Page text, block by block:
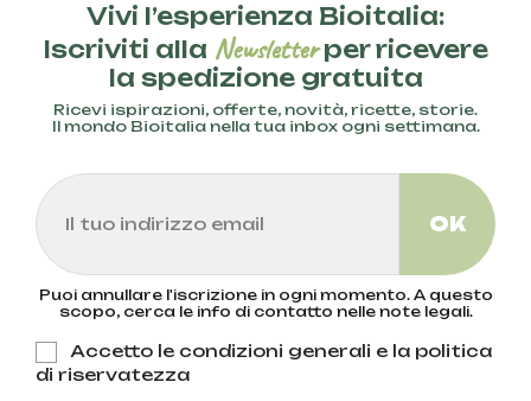
Vivi l’esperienza Bioitalia:
Iscriviti alla Newsletterper ricevere
la spedizione gratuita
Ricevi ispirazioni, offerte, novità, ricette, storie.
Il mondo Bioitalia nella tua inbox ogni settimana.
Puoi annullare l'iscrizione in ogni momento. A questo
scopo, cerca le info di contatto nelle note legali.
Accetto le condizioni generali e la politica
di riservatezza